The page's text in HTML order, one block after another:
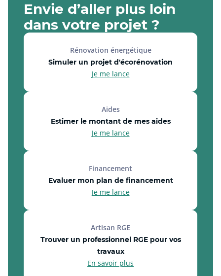
Envie d’aller plus loin
dans votre projet ?
Simuler un projet d'écorénovation
Rénovation énergétique
Je me lance
Estimer le montant de mes aides
Aides
Je me lance
Evaluer mon plan de financement
Financement
Je me lance
Trouver un professionnel RGE pour vos
travaux
Artisan RGE
En savoir plus